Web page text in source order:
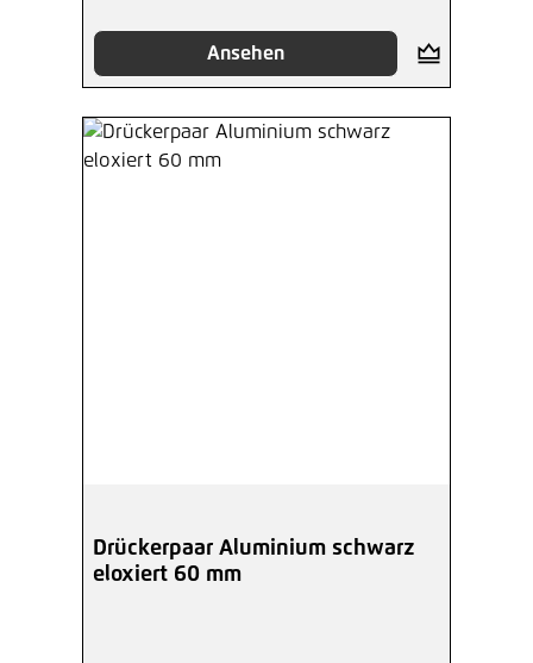
Ansehen
Drückerpaar Aluminium schwarz
eloxiert 60 mm